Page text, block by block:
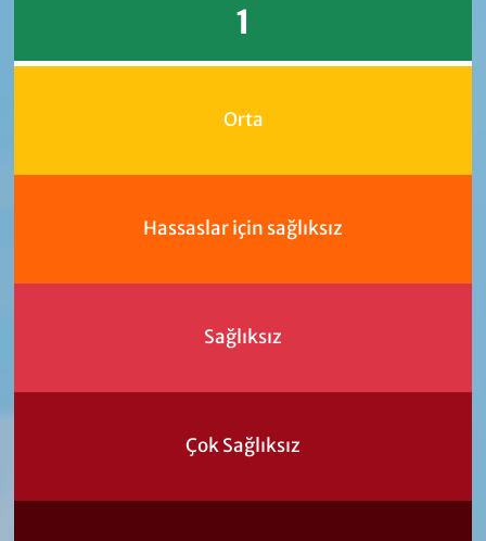
1
Orta
Hassaslar için sağlıksız
Sağlıksız
Çok Sağlıksız